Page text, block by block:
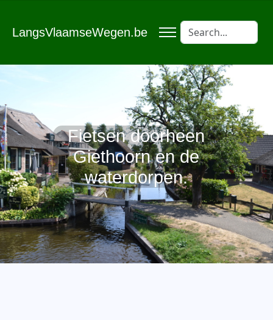
LangsVlaamseWegen.be
Fietsen doorheen
Giethoorn en de
waterdorpen.